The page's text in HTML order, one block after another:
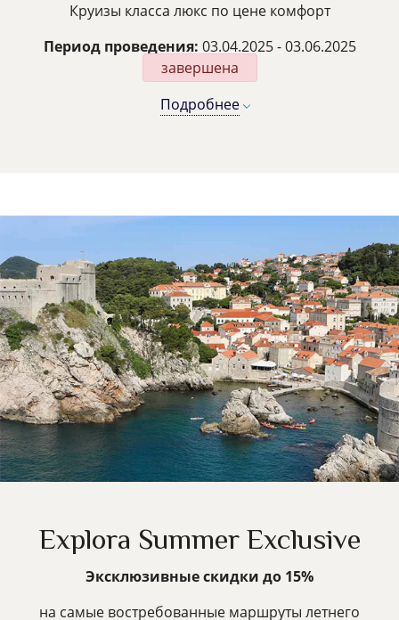
Круизы класса люкс по цене комфорт
Период проведения: 03.04.2025 - 03.06.2025
завершена
Подробнее
Explora Summer Exclusive
Эксклюзивные скидки до 15%
на самые востребованные маршруты летнего